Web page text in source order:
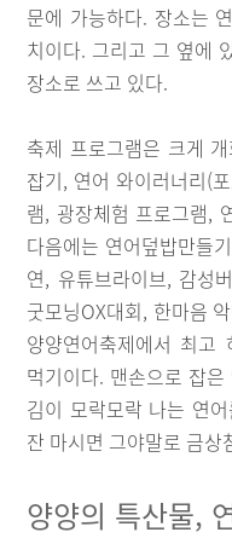
문에 가능하다. 장소는
치이다. 그리고 그 옆에
장소로 쓰고 있다.
축제 프로그램은 크게
잡기, 연어 와이러너리(
램, 광장체험 프로그램,
다음에는 연어덮밥만들
연, 유튜브라이브, 감성
굿모닝OX대회, 한마음
양양연어축제에서 최고
먹기이다. 맨손으로 잡
김이 모락모락 나는 연
잔 마시면 그야말로 금상
양양의 특산물,